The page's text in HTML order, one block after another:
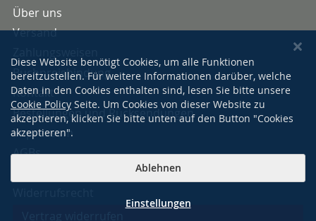
Über uns
Versand
Buchpreisbindung
Kontakt
Bestellungen und Rücksendungen
Impressum
AGBs
Diese Website benötigt Cookies, um alle Funktionen
bereitzustellen. Für weitere Informationen darüber, welche
Daten in den Cookies enthalten sind, lesen Sie bitte unsere
Cookie Policy Seite. Um Cookies von dieser Website zu
akzeptieren, klicken Sie bitte unten auf den Button "Cookies
akzeptieren".
Ablehnen
Einstellungen